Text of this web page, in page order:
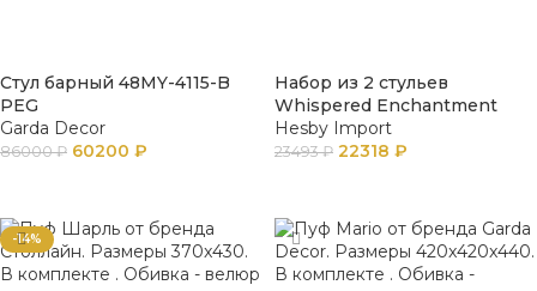
Стул барный 48MY-4115-B
PEG
Garda Decor
86000₽ 60200 ₽
Набор из 2 стульев
Whispered Enchantment
Hesby Import
23493₽ 22318 ₽
-14%